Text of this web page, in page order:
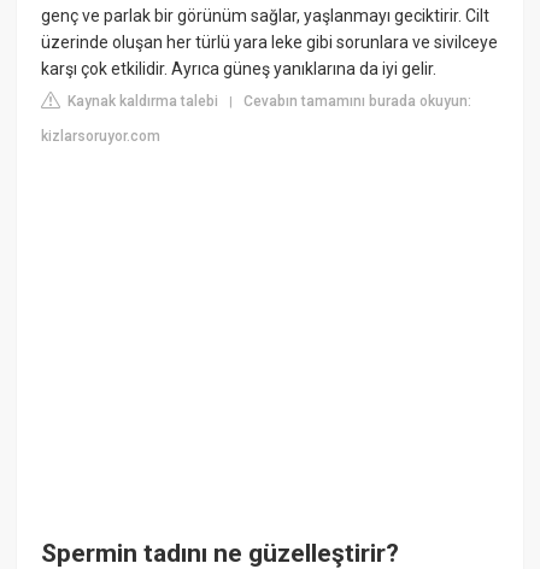
genç ve parlak bir görünüm sağlar, yaşlanmayı geciktirir. Cilt
üzerinde oluşan her türlü yara leke gibi sorunlara ve sivilceye
karşı çok etkilidir. Ayrıca güneş yanıklarına da iyi gelir.
Kaynak kaldırma talebi |Cevabın tamamını burada okuyun:
kizlarsoruyor.com
Spermin tadını ne güzelleştirir?